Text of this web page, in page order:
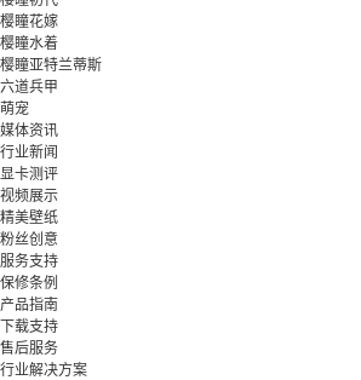
樱瞳花嫁
樱瞳水着
樱瞳亚特兰蒂斯
六道兵甲
萌宠
媒体资讯
行业新闻
显卡测评
视频展示
精美壁纸
粉丝创意
服务支持
保修条例
产品指南
下载支持
售后服务
行业解决方案